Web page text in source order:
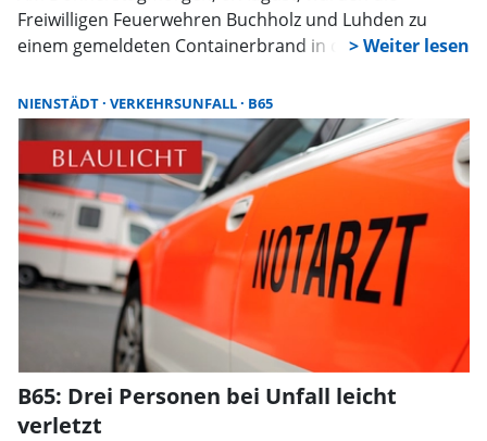
Freiwilligen Feuerwehren Buchholz und Luhden zu
einem gemeldeten Containerbrand in das
Einsatzstelle angekommen, drang bereits dichter,
schwarzer Rauch aus einem Schiffscontainer. Aus
diesem Grund wurden zusätzlich die Feuerwehren
Ahnsen, Bad Eilsen sowie die ELW-Gruppe Eilsen
nachalarmiert.
NIENSTÄDT VERKEHRSUNFALL B65
B65: Drei Personen bei Unfall leicht
verletzt